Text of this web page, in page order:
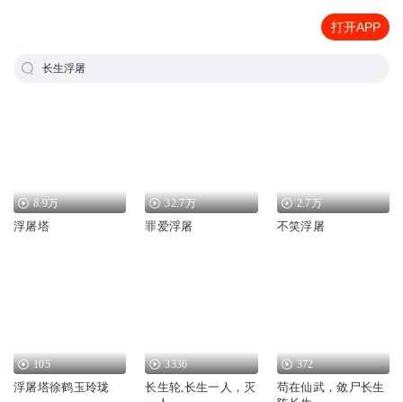
打开APP
长生浮屠
8.9万
浮屠塔
32.7万
罪爱浮屠
2.7万
不笑浮屠
105
浮屠塔徐鹤玉玲珑
3336
长生轮,长生一人，灭
372
苟在仙武，敛尸长生